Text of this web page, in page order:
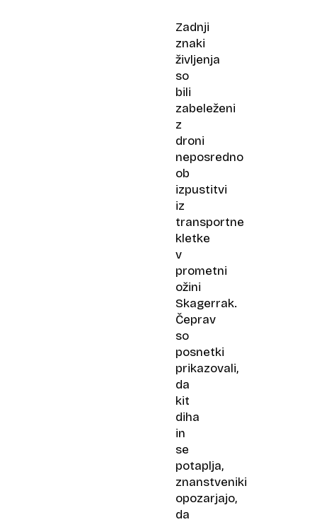
Zadnji
znaki
življenja
so
bili
zabeleženi
z
droni
neposredno
ob
izpustitvi
iz
transportne
kletke
v
prometni
ožini
Skagerrak.
Čeprav
so
posnetki
prikazovali,
da
kit
diha
in
se
potaplja,
znanstveniki
opozarjajo,
da